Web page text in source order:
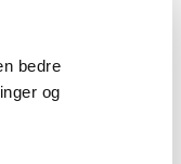
bedre
og